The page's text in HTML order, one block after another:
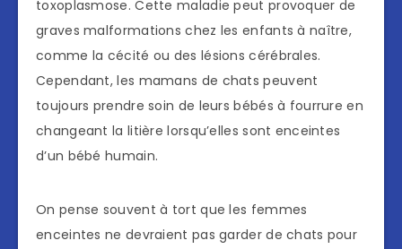
toxoplasmose. Cette maladie peut provoquer de
graves malformations chez les enfants à naître,
comme la cécité ou des lésions cérébrales.
Cependant, les mamans de chats peuvent
toujours prendre soin de leurs bébés à fourrure en
changeant la litière lorsqu’elles sont enceintes
d’un bébé humain.
On pense souvent à tort que les femmes
enceintes ne devraient pas garder de chats pour